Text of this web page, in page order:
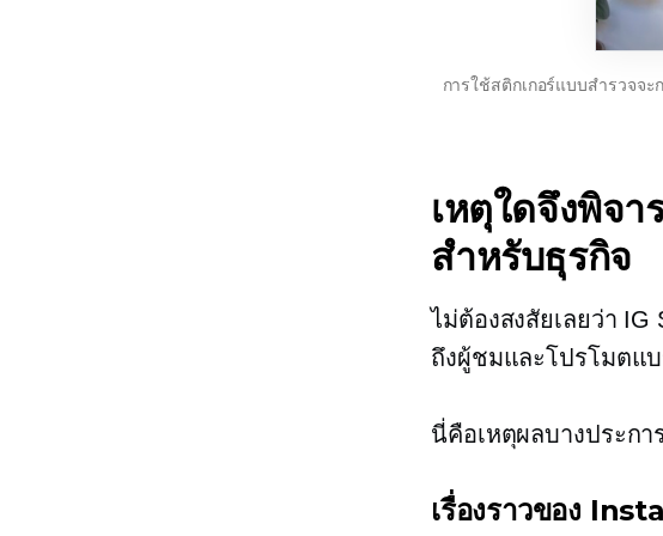
การใช้สติกเกอร์แบบสำรวจจ
เหตุใดจึงพิจ
สำหรับธุรกิจ
ไม่ต้องสงสัยเลยว่า
ถึงผู้ชมและโปรโมตแ
นี่คือเหตุผลบางประกา
เรื่องราวของ